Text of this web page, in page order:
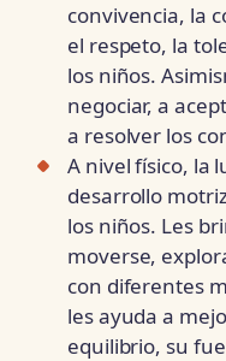
convivencia, la
el respeto, la
los niños.
negociar, a
a resolver los
A nivel físico, la
desarrollo
los niños. Les
moverse,
con diferentes
les ayuda a
equilibrio, su